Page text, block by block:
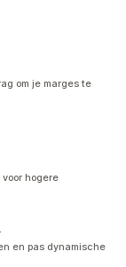
om je marges te
hogere
en pas dynamische